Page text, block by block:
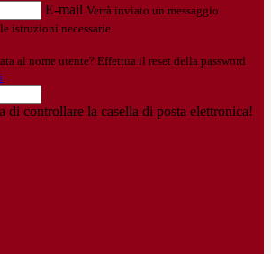
E-mail Verrà inviato un messaggio
istruzioni necessarie.
al nome utente? Effettua il reset della password
di controllare la casella di posta elettronica!